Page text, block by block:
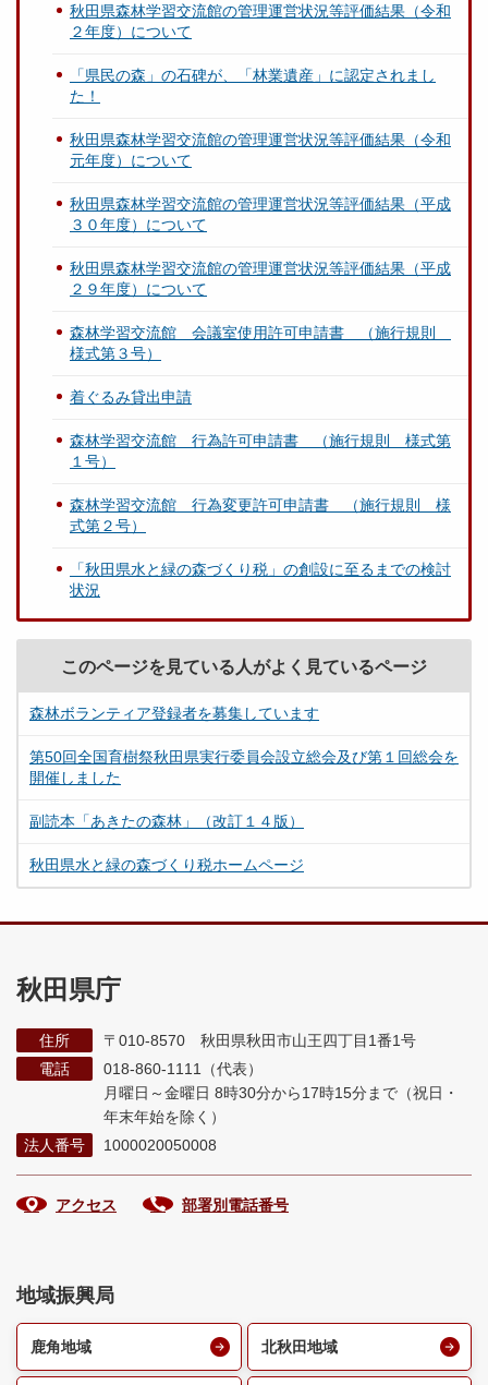
秋田県森林学習交流館の管理運営状況等評価結果（令和
２年度）について
「県民の森」の石碑が、「林業遺産」に認定されまし
た！
秋田県森林学習交流館の管理運営状況等評価結果（令和
元年度）について
秋田県森林学習交流館の管理運営状況等評価結果（平成
３０年度）について
秋田県森林学習交流館の管理運営状況等評価結果（平成
２９年度）について
森林学習交流館 会議室使用許可申請書 （施行規則
様式第３号）
着ぐるみ貸出申請
森林学習交流館 行為許可申請書 （施行規則 様式第
１号）
森林学習交流館 行為変更許可申請書 （施行規則 様
式第２号）
「秋田県水と緑の森づくり税」の創設に至るまでの検討
状況
このページを見ている人がよく見ているページ
森林ボランティア登録者を募集しています
第50回全国育樹祭秋田県実行委員会設立総会及び第１回総会を
開催しました
副読本「あきたの森林」（改訂１４版）
秋田県水と緑の森づくり税ホームページ
秋田県庁
住所
〒010-8570 秋田県秋田市山王四丁目1番1号
電話
018-860-1111（代表）
月曜日～金曜日 8時30分から17時15分まで （祝日・
年末年始を除く）
法人番号
1000020050008
アクセス 部署別電話番号
地域振興局
鹿角地域 北秋田地域